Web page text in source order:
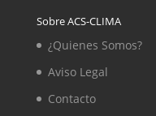
Sobre ACS-CLIMA
¿Quienes Somos?
Aviso Legal
Contacto